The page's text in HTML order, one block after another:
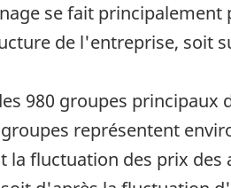
se fait
de l'entreprise, soit
980 groupes
représentent
la fluctuation des prix des